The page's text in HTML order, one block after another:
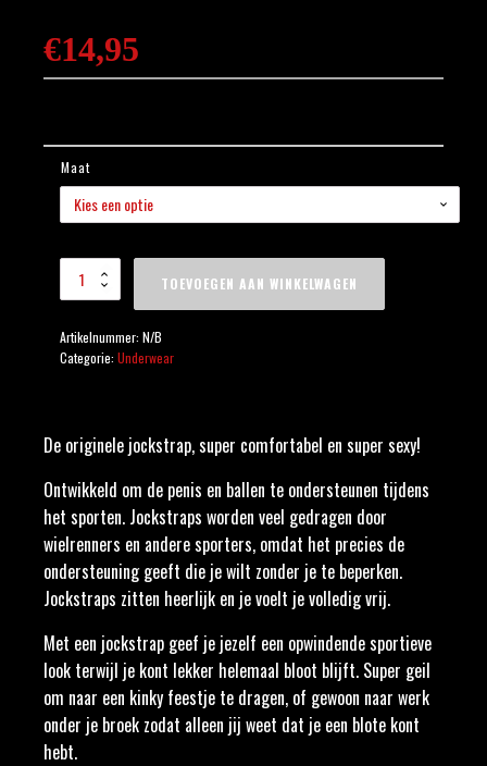
€14,95
Maat
Jockstrap Rood 5cm
Band aantal TOEVOEGEN AAN WINKELWAGEN
Artikelnummer: N/B
Categorie: Underwear
De originele jockstrap, super comfortabel en super sexy!
Ontwikkeld om de penis en ballen te ondersteunen tijdens
het sporten. Jockstraps worden veel gedragen door
wielrenners en andere sporters, omdat het precies de
ondersteuning geeft die je wilt zonder je te beperken.
Jockstraps zitten heerlijk en je voelt je volledig vrij.
Met een jockstrap geef je jezelf een opwindende sportieve
look terwijl je kont lekker helemaal bloot blijft. Super geil
om naar een kinky feestje te dragen, of gewoon naar werk
onder je broek zodat alleen jij weet dat je een blote kont
hebt.